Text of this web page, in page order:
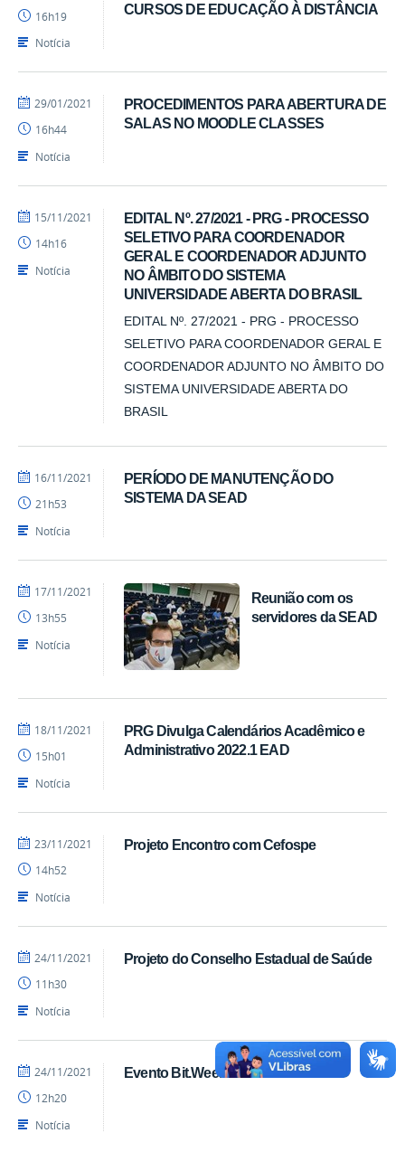
CURSOS DE EDUCAÇÃO À DISTÂNCIA
16h19
Notícia
PROCEDIMENTOS PARA ABERTURA DE
SALAS NO MOODLE CLASSES
por
publicado
29/01/2021
16h44
Notícia
EDITAL Nº. 27/2021 - PRG - PROCESSO
SELETIVO PARA COORDENADOR
GERAL E COORDENADOR ADJUNTO
NO ÂMBITO DO SISTEMA
UNIVERSIDADE ABERTA DO BRASIL
EDITAL Nº. 27/2021 - PRG - PROCESSO
SELETIVO PARA COORDENADOR GERAL E
COORDENADOR ADJUNTO NO ÂMBITO DO
SISTEMA UNIVERSIDADE ABERTA DO
BRASIL
por
-
SEAD
publicado
15/11/2021
14h16
Notícia
PERÍODO DE MANUTENÇÃO DO
SISTEMA DA SEAD
por
-
SEAD
publicado
16/11/2021
21h53
Notícia
Reunião com os
servidores da SEAD
por
-
SEAD
publicado
17/11/2021
13h55
Notícia
PRG Divulga Calendários Acadêmico e
Administrativo 2022.1 EAD
por
-
SEAD
publicado
18/11/2021
15h01
Notícia
Projeto Encontro com Cefospe
por
-
SEAD
publicado
23/11/2021
14h52
Notícia
Projeto do Conselho Estadual de Saúde
por
-
SEAD
publicado
24/11/2021
11h30
Notícia
Evento Bit.Week
por
-
SEAD
publicado
24/11/2021
12h20
Notícia